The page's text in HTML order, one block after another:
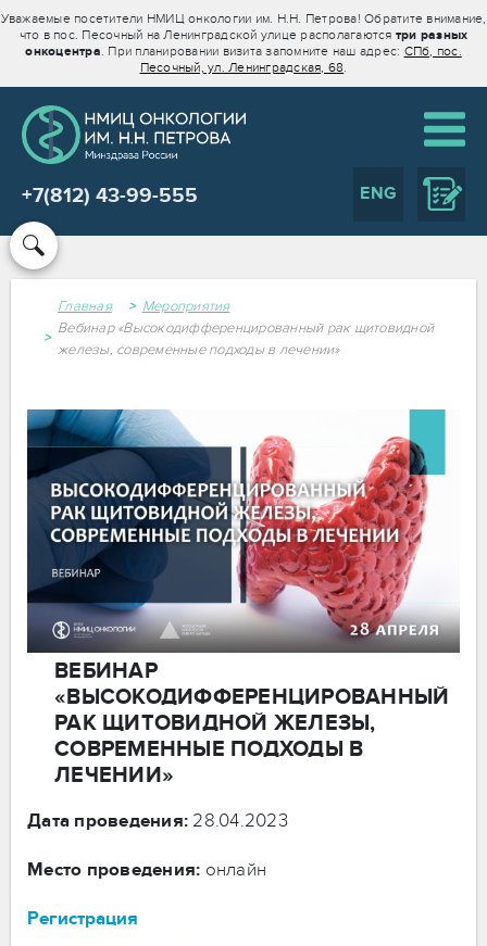
Уважаемые посетители НМИЦ онкологии им. Н.Н. Петрова! Обратите внимание,
что в пос. Песочный на Ленинградской улице располагаются три разных
онкоцентра. При планировании визита запомните наш адрес: СПб, пос.
Песочный, ул. Ленинградская, 68.
+7(812) 43-99-555 ENG
Главная
Мероприятия
Вебинар «Высокодифференцированный рак щитовидной
железы, современные подходы в лечении»
ВЕБИНАР
«ВЫСОКОДИФФЕРЕНЦИРОВАННЫЙ
РАК ЩИТОВИДНОЙ ЖЕЛЕЗЫ,
СОВРЕМЕННЫЕ ПОДХОДЫ В
ЛЕЧЕНИИ»
Дата проведения: 28.04.2023
Место проведения: онлайн
Регистрация